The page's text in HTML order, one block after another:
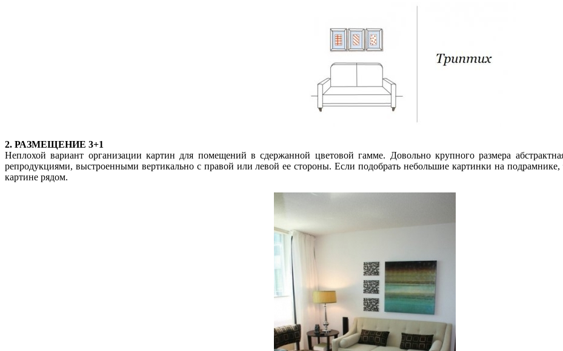
2. РАЗМЕЩЕНИЕ 3+1
Неплохой вариант организации картин для помещений в сдержанной цветовой гамме. Довольно крупного размера
репродукциями, выстроенными вертикально с правой или левой ее стороны. Если подобрать небольшие картинки на
картине рядом.